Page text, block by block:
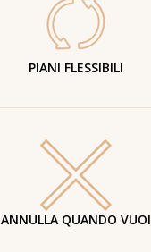
PIANI FLESSIBILI
ANNULLA QUANDO VUOI